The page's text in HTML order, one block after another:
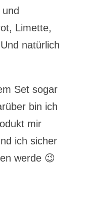
Limette,
natürlich
Set sogar
bin ich
mir
ich sicher
werde 😉